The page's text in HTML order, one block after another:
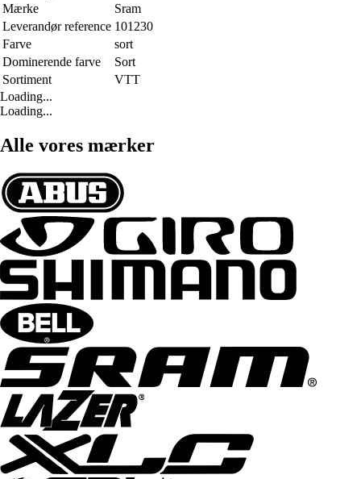
Mærke
Sram
Leverandør reference 101230
Farve
sort
Dominerende farve
Sort
Sortiment
VTT
Loading...
Loading...
Alle vores mærker